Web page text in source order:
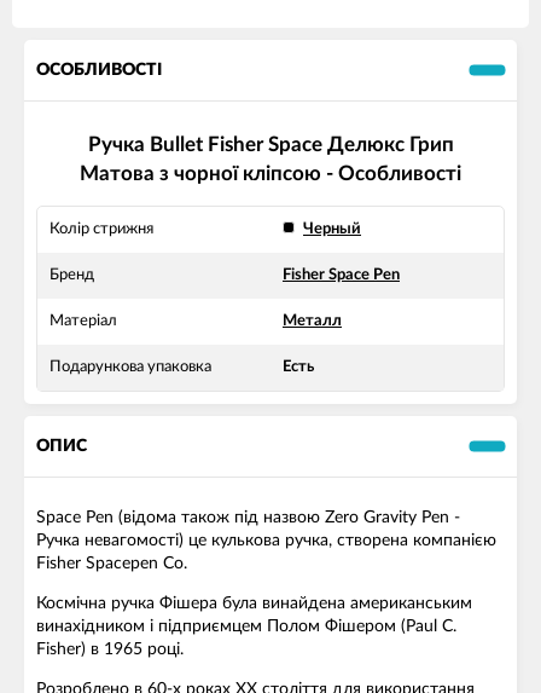
ОСОБЛИВОСТІ
Ручка Bullet Fisher Space Делюкс Грип
Матова з чорної кліпсою - Особливості
Колір стрижня Черный
Бренд Fisher Space Pen
Матеріал Металл
Подарункова упаковка Есть
ОПИС
Space Pen (відома також під назвою Zero Gravity Pen -
Ручка невагомості) це кулькова ручка, створена компанією
Fisher Spacepen Co.
Космічна ручка Фішера була винайдена американським
винахідником і підприємцем Полом Фішером (Paul C.
Fisher) в 1965 році.